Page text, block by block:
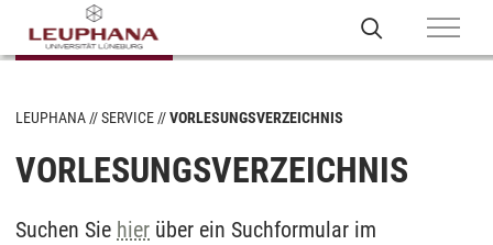
LEUPHANA SERVICE VORLESUNGSVERZEICHNIS
VORLESUNGSVERZEICHNIS
Suchen Sie hier über ein Suchformular im